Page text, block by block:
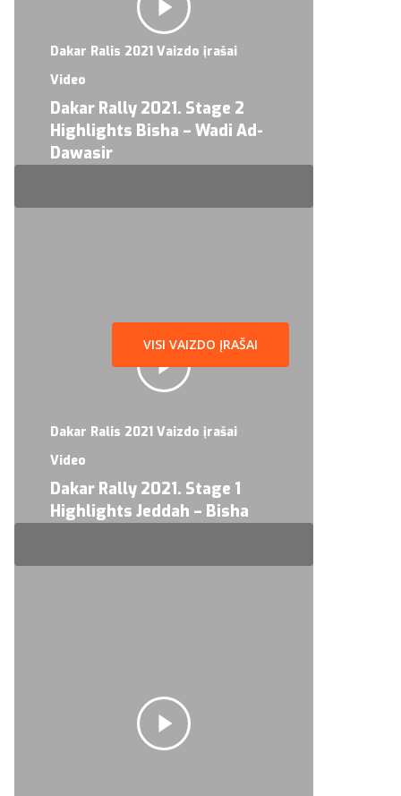
Dakar Ralis 2021 Vaizdo įrašai
Video
Dakar Rally 2021. Stage 2
Highlights Bisha – Wadi Ad-
Dawasir
Dakar Ralis 2021 Vaizdo įrašai
Video
Dakar Rally 2021. Stage 1
Highlights Jeddah – Bisha
VISI VAIZDO ĮRAŠAI